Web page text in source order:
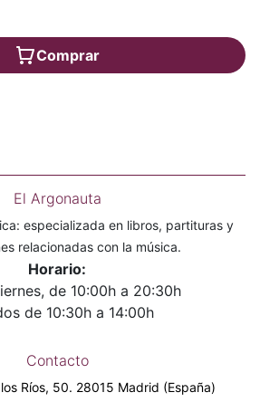
Comprar
El Argonauta
especializada en libros, partituras y
relacionadas con la música.
Horario:
de 10:00h a 20:30h
de 10:30h a 14:00h
Contacto
Ríos, 50. 28015 Madrid (España)